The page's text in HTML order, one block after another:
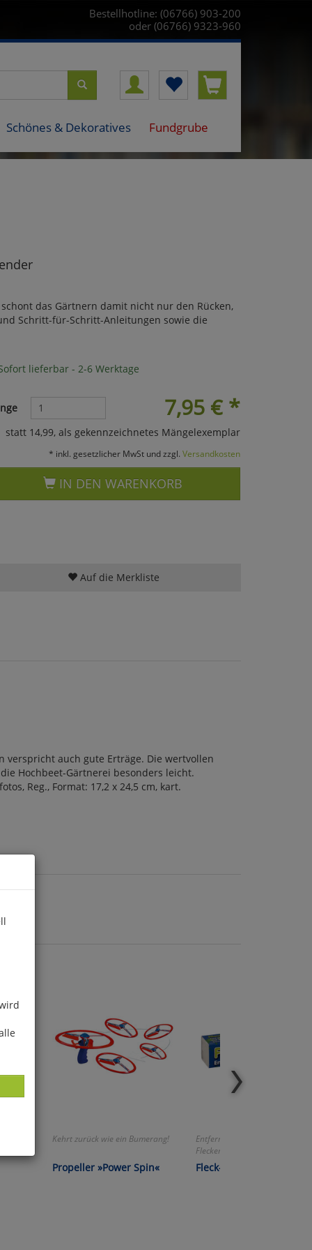
Bestellhotline: (06766) 903-200
oder (06766) 9323-960
Schönes & Dekoratives Fundgrube
das Gärtnern damit nicht nur den Rücken,
Schritt-für-Schritt-Anleitungen sowie die
lieferbar - 2-6 Werktage
7,95 €*
statt 14,99, als gekennzeichnetes Mängelexemplar
* inkl. gesetzlicher MwSt und zzgl. Versandkosten
IN DEN WARENKORB
Auf die Merkliste
verspricht auch gute Erträge. Die wertvollen
Hochbeet-Gärtnerei besonders leicht.
Reg., Format: 17,2 x 24,5 cm, kart.
Kehrt zurück wie ein Bumerang!
Propeller »Power Spin«
Entfernt selbst hartnäckige
Flecken!
Fleck-weg-Stift